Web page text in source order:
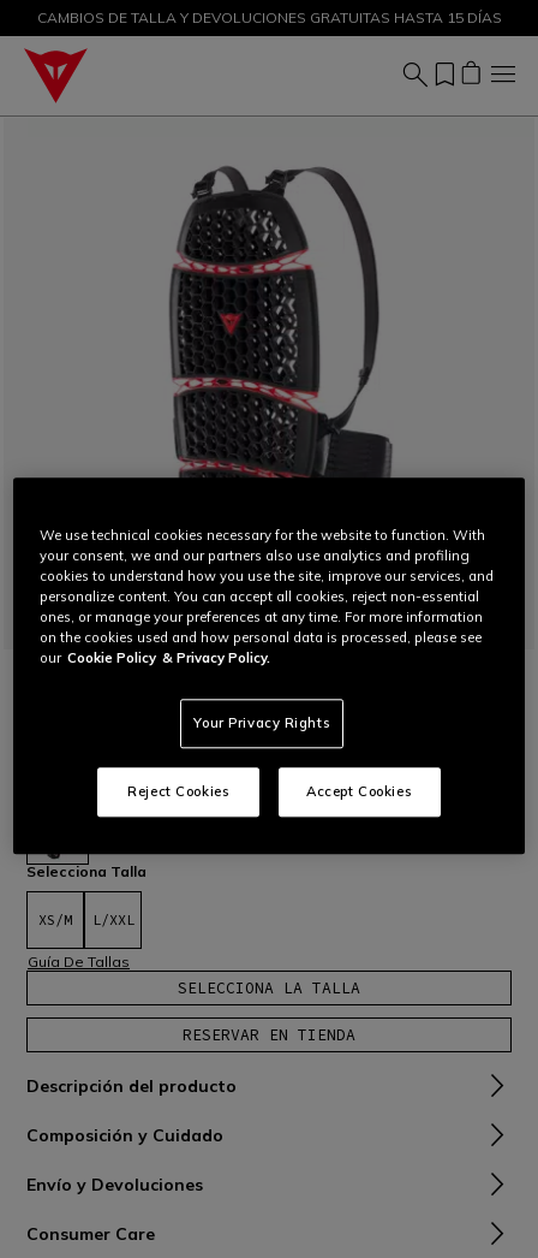
DESCUENTOS DE HASTA EL 50 % – ¡COMPRA AHORA
CAMBIOS DE TALLA Y DEVOLUCIONES GRATUITAS HASTA 15 DÍAS
PRO-ARMOR BACK SHORT 2.0
PROTECTOR DE ESPALDA MOTO
Espaldera certificada de nivel 2, ligero y transpirable con
tecnología Pro-Armor 2.0. Versión corta.Leer más
seleccionado
Selecciona Talla
XS/M L/XXL
Guía De Tallas
SELECCIONA LA TALLA
RESERVAR EN TIENDA
Descripción del producto
Composición y Cuidado
Envío y Devoluciones
Consumer Care
We use technical cookies necessary for the website to function. With
your consent, we and our partners also use analytics and profiling
cookies to understand how you use the site, improve our services, and
personalize content. You can accept all cookies, reject non-essential
ones, or manage your preferences at any time. For more information
on the cookies used and how personal data is processed, please see
our Cookie Policy & Privacy Policy.
Your Privacy Rights
Reject Cookies Accept Cookies